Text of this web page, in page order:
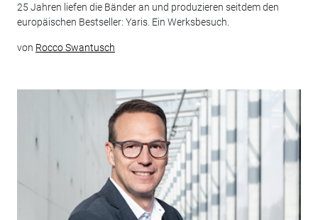
25 Jahren liefen die Bänder an und produzieren seitdem den
europäischen Bestseller: Yaris. Ein Werksbesuch.
von Rocco Swantusch